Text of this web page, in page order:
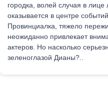
городка, волей случая в лице
оказывается в центре
Провинциалка, тяжело
неожиданно привлекает
актеров. Но насколько
зеленоглазой Дианы?..